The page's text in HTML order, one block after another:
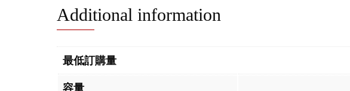
Additional information
最低訂購量
容量